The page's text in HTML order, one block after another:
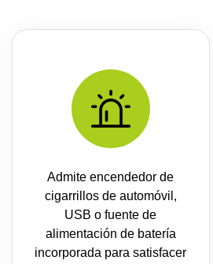
Admite encendedor de
cigarrillos de automóvil,
USB o fuente de
alimentación de batería
incorporada para satisfacer